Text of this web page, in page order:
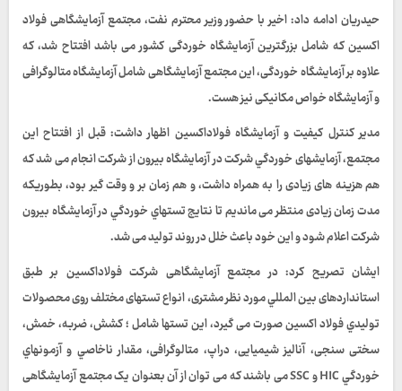
حیدریان ادامه داد: اخیر با حضور وزیر محترم نفت، مجتمع آزمایشگاهی فولاد
اکسین که شامل بزرگترین آزمایشگاه خوردگی کشور می باشد افتتاح شد، که
علاوه بر آزمایشگاه خوردگی، این مجتمع آزمایشگاهی شامل آزمایشگاه متالوگرافی
و آزمایشگاه خواص مکانیکی نیز هست.
مدیر کنترل کیفیت و آزمایشگاه فولاداکسین اظهار داشت: قبل از افتتاح این
مجتمع، آزمایشهای خوردگي شرکت در آزمايشگاه بيرون از شركت انجام می شد که
هم هزینه های زیادی را به همراه داشت، و هم زمان بر و وقت گیر بود، بطوریکه
مدت زمان زیادی منتظر می ماندیم تا نتایج تستهاي خوردگي در آزمايشگاه بيرون
شركت اعلام شود و این خود باعث خلل در روند تولید می شد.
ایشان تصریح کرد: در مجتمع آزمایشگاهی شرکت فولاداکسین بر طبق
استانداردهای بين المللي مورد نظر مشتری، انواع تستهای مختلف روی محصولات
توليدي فولاد اکسین صورت می گیرد، این تستها شامل ؛ کشش، ضربه، خمش،
سختی سنجی، آنالیز شیمیایی، دراپ، متالوگرافی، مقدار ناخاصي و آزمونهاي
خوردگي HIC و SSC می باشند که می توان از آن بعنوان یک مجتمع آزمایشگاهی